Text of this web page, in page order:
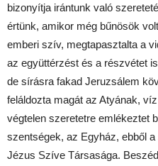
bizonyítja irántunk való
értünk, amikor még bűnösök
emberi szív, megtapasztalta a
az együttérzést és a részvétet
de sírásra fakad Jeruzsálem
feláldozta magát az Atyának,
végtelen szeretetre emlékeztet
szentségek, az Egyház, ebből
Jézus Szíve Társasága.